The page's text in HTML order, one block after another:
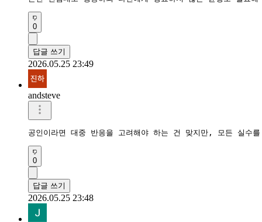
0
답글 쓰기
2026.05.25 23:49
andsteve
공인이라면 대중 반응을 고려해야 하는 건 맞지만, 모든 실수
0
답글 쓰기
2026.05.25 23:48